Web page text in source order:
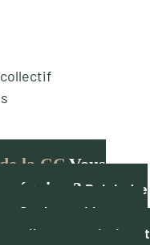
la CC Vous
équipe ? Rejoindre
Spelunca-Liamone,
utiles au territoire et